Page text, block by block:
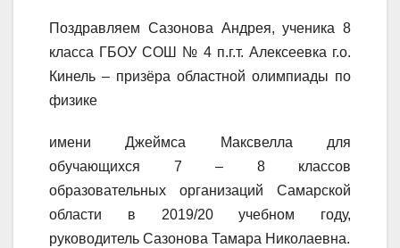
Поздравляем Сазонова Андрея, ученика 8
класса ГБОУ СОШ № 4 п.г.т. Алексеевка г.о.
Кинель – призёра областной олимпиады по
физике
имени Джеймса Максвелла для
обучающихся 7 – 8 классов
образовательных организаций Самарской
области в 2019/20 учебном году,
руководитель Сазонова Тамара Николаевна.